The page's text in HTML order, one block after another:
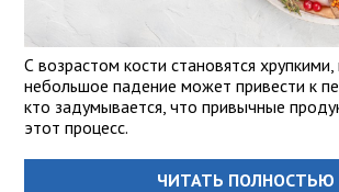
С возрастом кости становятся
небольшое падение может привести к
кто задумывается, что привычные
этот процесс.
ЧИТАТЬ ПОЛНОСТЬЮ